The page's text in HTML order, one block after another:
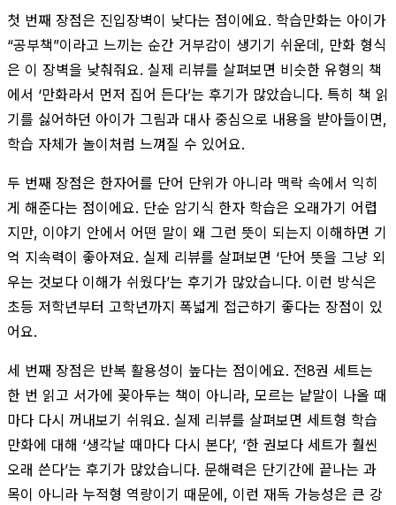
첫 번째 장점은 진입장벽이 낮다는 점이에요. 학습만화는 아이가
“공부책”이라고 느끼는 순간 거부감이 생기기 쉬운데, 만화 형식
은 이 장벽을 낮춰줘요. 실제 리뷰를 살펴보면 비슷한 유형의 책
에서 ‘만화라서 먼저 집어 든다’는 후기가 많았습니다. 특히 책 읽
기를 싫어하던 아이가 그림과 대사 중심으로 내용을 받아들이면,
학습 자체가 놀이처럼 느껴질 수 있어요.
두 번째 장점은 한자어를 단어 단위가 아니라 맥락 속에서 익히
게 해준다는 점이에요. 단순 암기식 한자 학습은 오래가기 어렵
지만, 이야기 안에서 어떤 말이 왜 그런 뜻이 되는지 이해하면 기
억 지속력이 좋아져요. 실제 리뷰를 살펴보면 ‘단어 뜻을 그냥 외
우는 것보다 이해가 쉬웠다’는 후기가 많았습니다. 이런 방식은
초등 저학년부터 고학년까지 폭넓게 접근하기 좋다는 장점이 있
어요.
세 번째 장점은 반복 활용성이 높다는 점이에요. 전8권 세트는
한 번 읽고 서가에 꽂아두는 책이 아니라, 모르는 낱말이 나올 때
마다 다시 꺼내보기 쉬워요. 실제 리뷰를 살펴보면 세트형 학습
만화에 대해 ‘생각날 때마다 다시 본다’, ‘한 권보다 세트가 훨씬
오래 쓴다’는 후기가 많았습니다. 문해력은 단기간에 끝나는 과
목이 아니라 누적형 역량이기 때문에, 이런 재독 가능성은 큰 강